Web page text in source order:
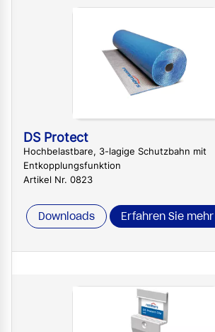
DS Protect
Hochbelastbare, 3-lagige Schutzbahn mit
Entkopplungsfunktion
Artikel Nr. 0823
Downloads Erfahren Sie